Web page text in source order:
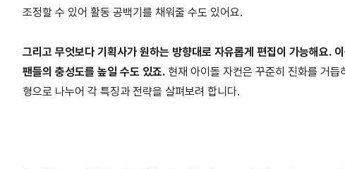
조정할 수 있어 활동 공백기를 채워줄 수도 있어요.
그리고 무엇보다 기획사가 원하는 방향대로 자유롭게 편집이 가능해요.
팬들의 충성도를 높일 수도 있죠. 현재 아이돌 자컨은 꾸준히 진화를 거
형으로 나누어 각 특징과 전략을 살펴보려 합니다.